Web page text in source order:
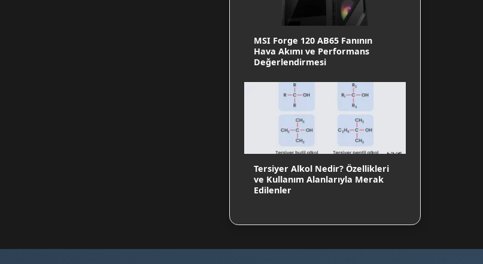
MSI Forge 120 AB65 Fanının
Hava Akımı ve Performans
Değerlendirmesi
Tersiyer Alkol Nedir? Özellikleri
ve Kullanım Alanlarıyla Merak
Edilenler